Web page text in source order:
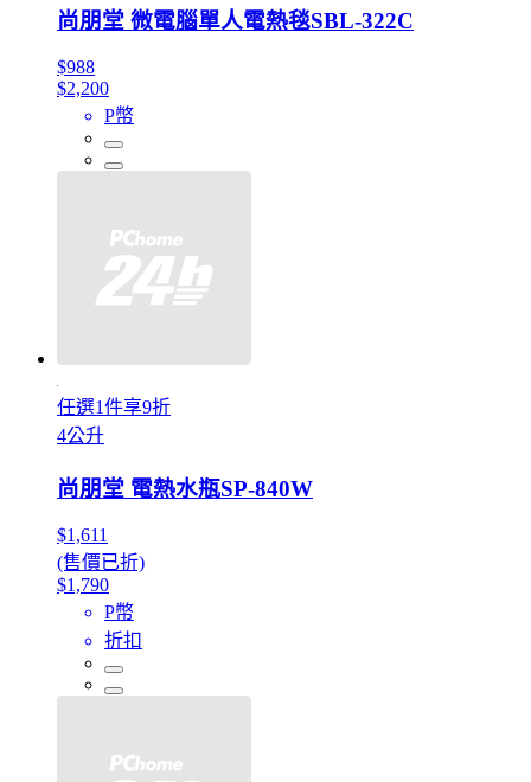
尚朋堂 微電腦單人電熱毯SBL-322C
$988
$2,200
P幣
任選1件享9折
4公升
尚朋堂 電熱水瓶SP-840W
$1,611
(售價已折)
$1,790
P幣
折扣